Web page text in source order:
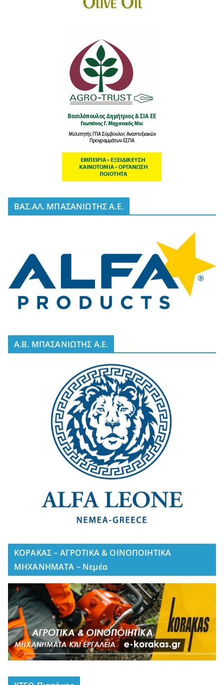
BΑΣ.ΑΛ. ΜΠΑΣΑΝΙΩΤΗΣ Α.Ε.
A.B. ΜΠΑΣΑΝΙΩΤΗΣ Α.Ε.
ΚΟΡΑΚΑΣ – ΑΓΡΟΤΙΚΑ & ΟΙΝΟΠΟΙΗΤΙΚΑ
ΜΗΧΑΝΗΜΑΤΑ – Νεμέα